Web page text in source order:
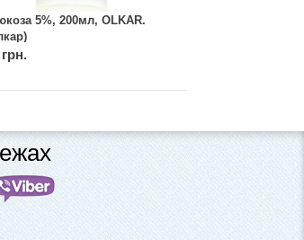
5%, 200мл, OLKAR.